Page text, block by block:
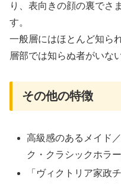
り、表向きの顔の裏でさ
す。
一般層にはほとんど知ら
層部では知らぬ者がいな
その他の特徴
高級感のあるメイド
ク・クラシックホラ
「ヴィクトリア家政